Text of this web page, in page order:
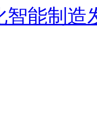
智能制造